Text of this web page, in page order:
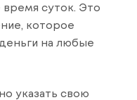
суток. Это
которое
на любые
указать свою